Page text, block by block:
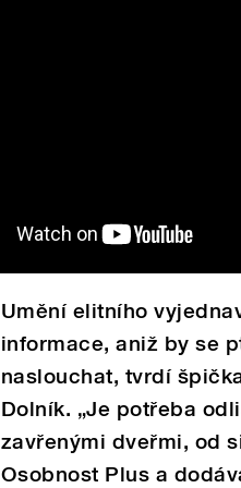
Umění elitního
informace, aniž by se
naslouchat, tvrdí
Dolník. „Je potřeba
zavřenými dveřmi, od
Osobnost Plus a